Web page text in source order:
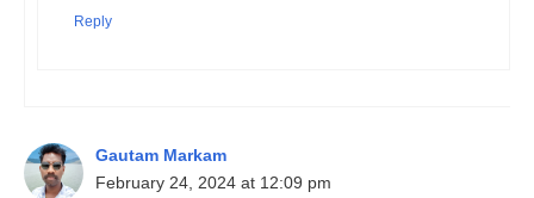
Reply
Gautam Markam
February 24, 2024 at 12:09 pm